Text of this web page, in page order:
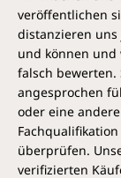
zu bewältigen?
Freunden,
Gäbe es
schicken
Krisensituation
helfen könnte,
zu retten?
Ja, ja, ja.
Behandlung der
veröffentlichen
distanzieren
und können und
falsch bewerten.
angesprochen
oder eine
überprüfen.
verifizierten